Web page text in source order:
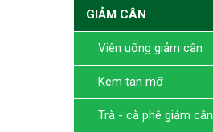
GIẢM CÂN
Viên uống giảm cân
Kem tan mỡ
Trà - cà phê giảm cân